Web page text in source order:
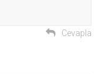
Cevapla